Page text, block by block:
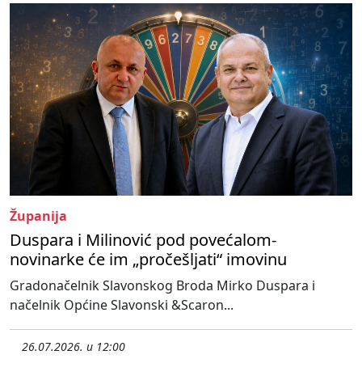
Županija
Duspara i Milinović pod povećalom-
novinarke će im „pročešljati“ imovinu
Gradonačelnik Slavonskog Broda Mirko Duspara i
načelnik Općine Slavonski &Scaron...
26.07.2026. u 12:00